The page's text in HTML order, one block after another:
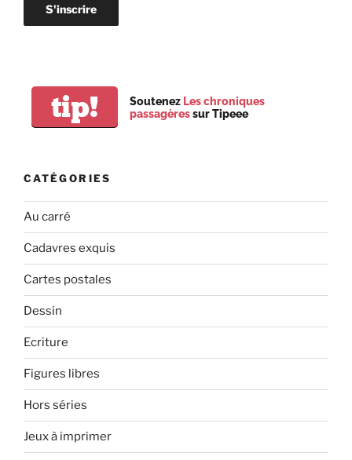
tip! Soutenez Les chroniques
passagèressur Tipeee
CATÉGORIES
Au carré
Cadavres exquis
Cartes postales
Dessin
Ecriture
Figures libres
Hors séries
Jeux à imprimer